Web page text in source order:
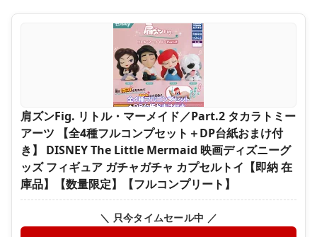
肩ズンFig. リトル・マーメイド／Part.2 タカラトミー
アーツ 【全4種フルコンプセット＋DP台紙おまけ付
き】 DISNEY The Little Mermaid 映画ディズニーグ
ッズ フィギュア ガチャガチャ カプセルトイ【即納 在
庫品】【数量限定】【フルコンプリート】
＼ 只今タイムセール中 ／